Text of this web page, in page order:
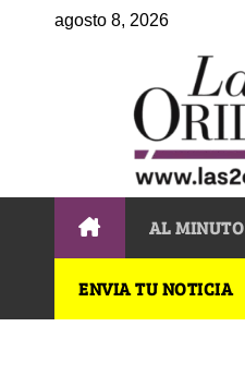
agosto 8, 2026
AL MINUTO
ENVIA TU NOTICIA